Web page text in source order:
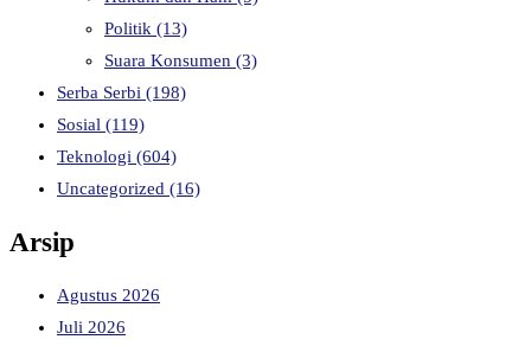
Politik (13)
Suara Konsumen (3)
Serba Serbi (198)
Sosial (119)
Teknologi (604)
Uncategorized (16)
Arsip
Agustus 2026
Juli 2026